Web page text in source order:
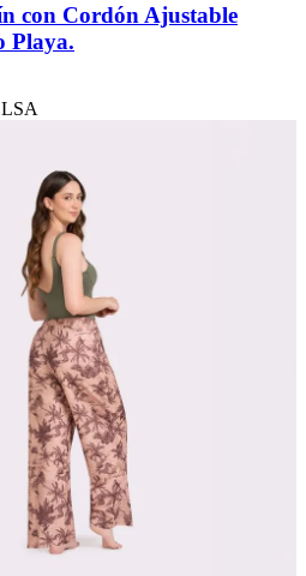
con Cordón Ajustable
Playa.